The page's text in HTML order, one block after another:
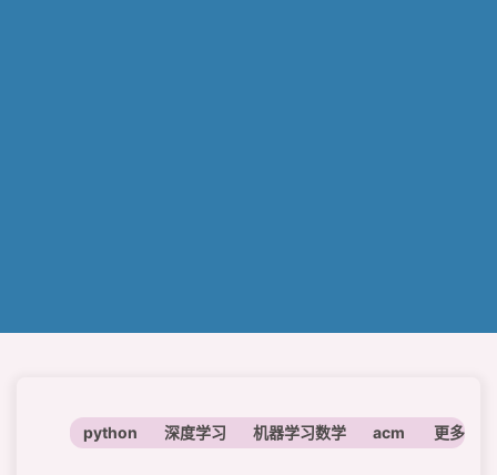
python 深度学习 机器学习数学 acm 神经网络
更多